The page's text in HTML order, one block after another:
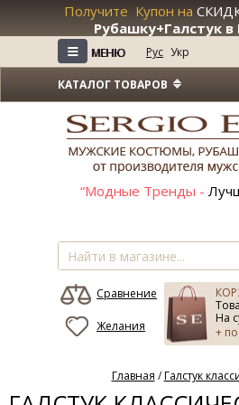
Получите Купон на
Рубашку+Галстук
≡ МЕНЮ Рус Укр
КАТАЛОГ ТОВАРОВ
“Модные Тренды -
На
+
Сравнение
Желания
Главная /Галстук
≡ МЕНЮ